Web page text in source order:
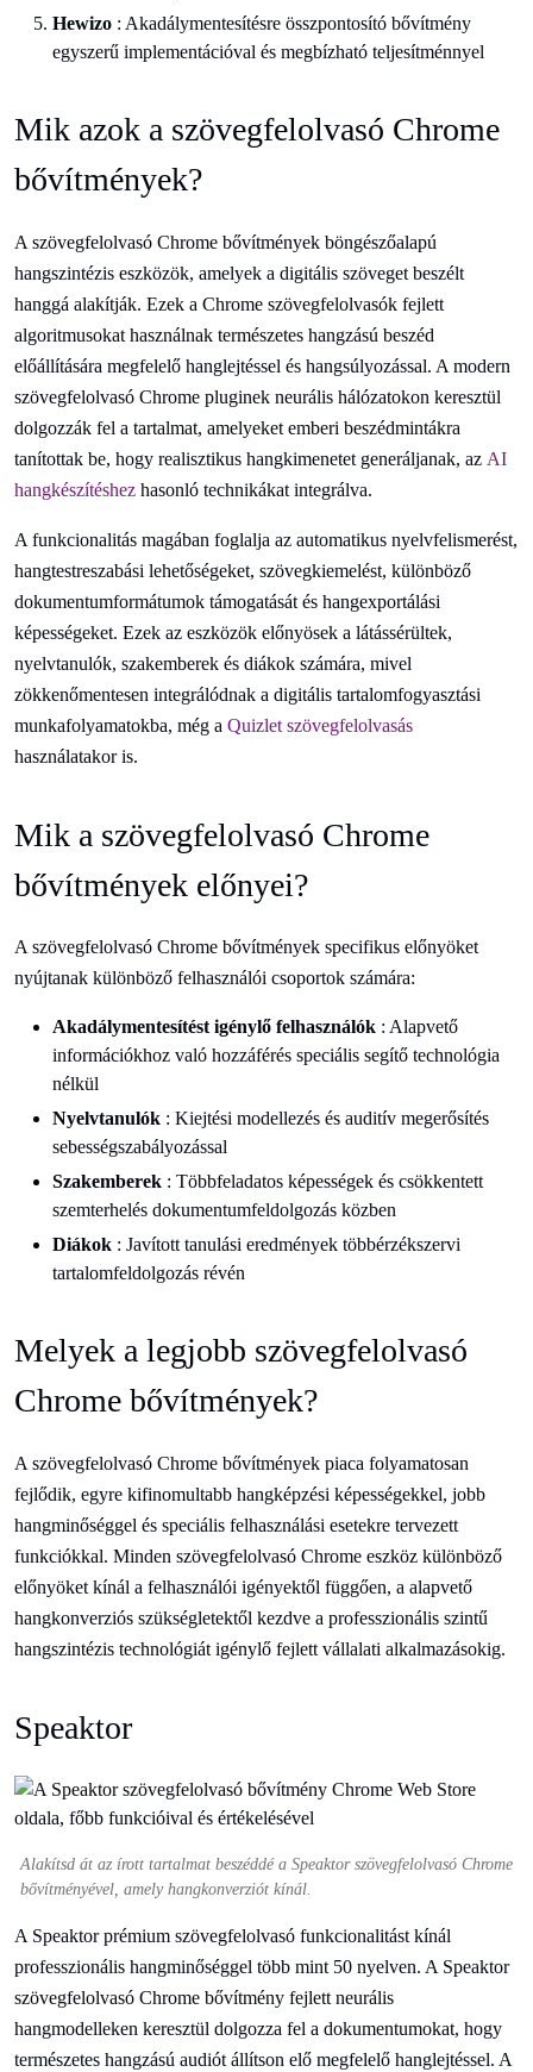
Hewizo : Akadálymentesítésre összpontosító bővítmény
egyszerű implementációval és megbízható teljesítménnyel
Mik azok a szövegfelolvasó Chrome
bővítmények?
A szövegfelolvasó Chrome bővítmények böngészőalapú
hangszintézis eszközök, amelyek a digitális szöveget beszélt
hanggá alakítják. Ezek a Chrome szövegfelolvasók fejlett
algoritmusokat használnak természetes hangzású beszéd
előállítására megfelelő hanglejtéssel és hangsúlyozással. A modern
szövegfelolvasó Chrome pluginek neurális hálózatokon keresztül
dolgozzák fel a tartalmat, amelyeket emberi beszédmintákra
tanítottak be, hogy realisztikus hangkimenetet generáljanak, az AI
hangkészítéshez hasonló technikákat integrálva.
A funkcionalitás magában foglalja az automatikus nyelvfelismerést,
hangtestreszabási lehetőségeket, szövegkiemelést, különböző
dokumentumformátumok támogatását és hangexportálási
képességeket. Ezek az eszközök előnyösek a látássérültek,
nyelvtanulók, szakemberek és diákok számára, mivel
zökkenőmentesen integrálódnak a digitális tartalomfogyasztási
munkafolyamatokba, még a Quizlet szövegfelolvasás
használatakor is.
Mik a szövegfelolvasó Chrome
bővítmények előnyei?
A szövegfelolvasó Chrome bővítmények specifikus előnyöket
nyújtanak különböző felhasználói csoportok számára:
Akadálymentesítést igénylő felhasználók : Alapvető
információkhoz való hozzáférés speciális segítő technológia
nélkül
Nyelvtanulók : Kiejtési modellezés és auditív megerősítés
sebességszabályozással
Szakemberek : Többfeladatos képességek és csökkentett
szemterhelés dokumentumfeldolgozás közben
Diákok : Javított tanulási eredmények többérzékszervi
tartalomfeldolgozás révén
Melyek a legjobb szövegfelolvasó
Chrome bővítmények?
A szövegfelolvasó Chrome bővítmények piaca folyamatosan
fejlődik, egyre kifinomultabb hangképzési képességekkel, jobb
hangminőséggel és speciális felhasználási esetekre tervezett
funkciókkal. Minden szövegfelolvasó Chrome eszköz különböző
előnyöket kínál a felhasználói igényektől függően, a alapvető
hangkonverziós szükségletektől kezdve a professzionális szintű
hangszintézis technológiát igénylő fejlett vállalati alkalmazásokig.
Speaktor
Alakítsd át az írott tartalmat beszéddé a Speaktor szövegfelolvasó Chrome
bővítményével, amely hangkonverziót kínál.
A Speaktor prémium szövegfelolvasó funkcionalitást kínál
professzionális hangminőséggel több mint 50 nyelven. A Speaktor
szövegfelolvasó Chrome bővítmény fejlett neurális
hangmodelleken keresztül dolgozza fel a dokumentumokat, hogy
természetes hangzású audiót állítson elő megfelelő hanglejtéssel. A